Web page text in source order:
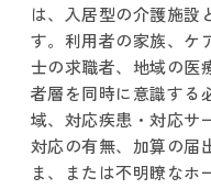
は、入居型の介護施設
す。利用者の家族、ケ
士の求職者、地域の医
者層を同時に意識する
域、対応疾患・対応サ
対応の有無、加算の届
ま、または不明瞭なホ